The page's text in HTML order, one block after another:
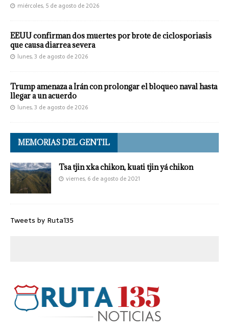
miércoles, 5 de agosto de 2026
EEUU confirman dos muertes por brote de ciclosporiasis
que causa diarrea severa
lunes, 3 de agosto de 2026
Trump amenaza a Irán con prolongar el bloqueo naval hasta
llegar a un acuerdo
lunes, 3 de agosto de 2026
MEMORIAS DEL GENTIL
Tsa tjin xka chikon, kuati tjin yá chikon
viernes, 6 de agosto de 2021
Tweets by Ruta135